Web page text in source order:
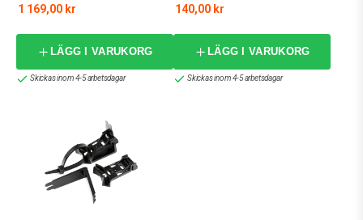
1 169,00 kr
LÄGG I VARUKORG
Skickas inom 4-5 arbetsdagar
140,00 kr
LÄGG I VARUKORG
Skickas inom 4-5 arbetsdagar